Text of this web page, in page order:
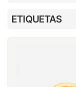
ETIQUETAS